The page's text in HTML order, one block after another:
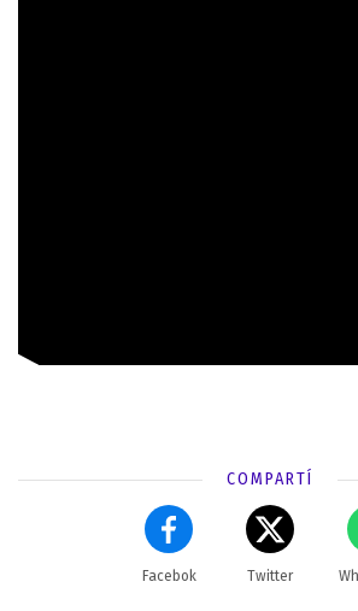
COMPARTÍ
Facebok Twitter